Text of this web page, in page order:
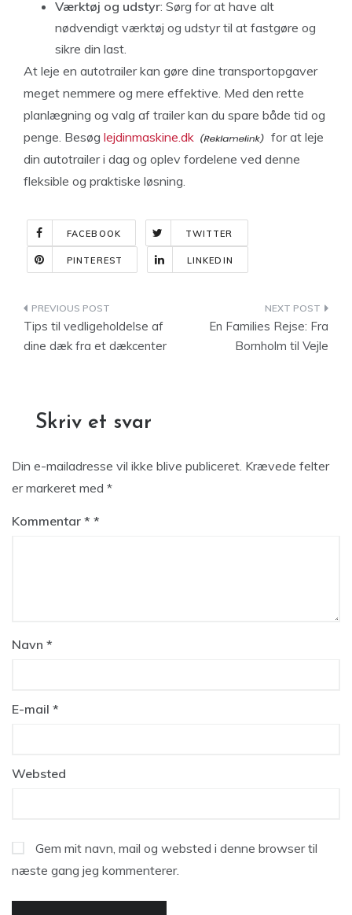
Værktøj og udstyr: Sørg for at have alt
nødvendigt værktøj og udstyr til at fastgøre og
sikre din last.
At leje en autotrailer kan gøre dine transportopgaver
meget nemmere og mere effektive. Med den rette
planlægning og valg af trailer kan du spare både tid og
penge. Besøg lejdinmaskine.dk
for at leje
din autotrailer i dag og oplev fordelene ved denne
fleksible og praktiske løsning.
FACEBOOK TWITTER
PINTEREST LINKEDIN
Indlægsnavigation
Tips til vedligeholdelse af
dine dæk fra et dækcenter
En Families Rejse: Fra
Bornholm til Vejle
Skriv et svar
Din e-mailadresse vil ikke blive publiceret. Krævede felter
er markeret med *
Kommentar *
Navn *
E-mail *
Websted
Gem mit navn, mail og websted i denne browser til
næste gang jeg kommenterer.